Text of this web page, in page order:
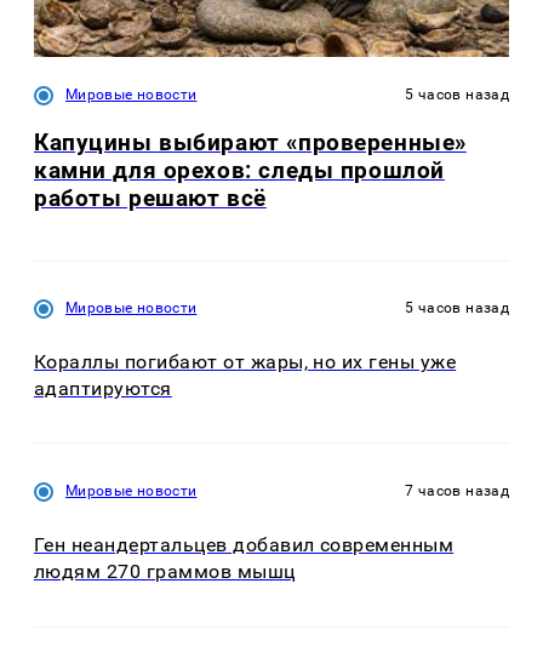
Мировые новости 5 часов назад
Капуцины выбирают «проверенные»
камни для орехов: следы прошлой
работы решают всё
Мировые новости 5 часов назад
Кораллы погибают от жары, но их гены уже
адаптируются
Мировые новости 7 часов назад
Ген неандертальцев добавил современным
людям 270 граммов мышц